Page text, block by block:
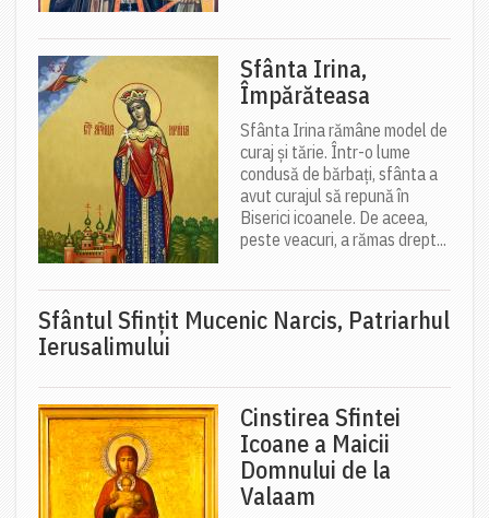
Sfânta Irina,
Împărăteasa
Sfânta Irina rămâne model de
curaj și tărie. Într-o lume
condusă de bărbați, sfânta a
avut curajul să repună în
Biserici icoanele. De aceea,
peste veacuri, a rămas drept...
Sfântul Sfinţit Mucenic Narcis, Patriarhul
Ierusalimului
Cinstirea Sfintei
Icoane a Maicii
Domnului de la
Valaam